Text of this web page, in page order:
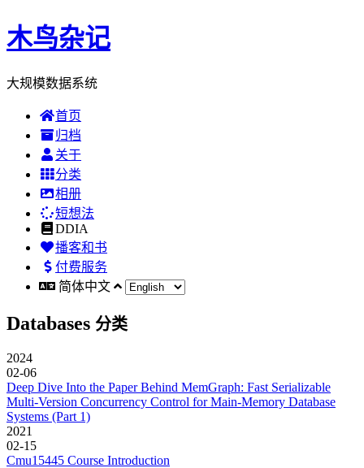
木鸟杂记
大规模数据系统
首页
归档
关于
分类
相册
短想法
DDIA
播客和书
付费服务
简体中文
Databases 分类
2024
02-06
Deep Dive Into the Paper Behind MemGraph: Fast Serializable
Multi-Version Concurrency Control for Main-Memory Database
Systems (Part 1)
2021
02-15
Cmu15445 Course Introduction